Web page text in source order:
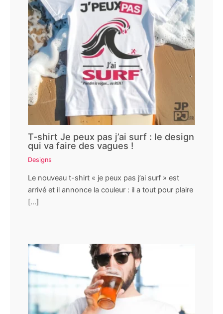
T-shirt Je peux pas j’ai surf : le design
qui va faire des vagues !
Designs
Le nouveau t-shirt « je peux pas j’ai surf » est
arrivé et il annonce la couleur : il a tout pour plaire
[…]